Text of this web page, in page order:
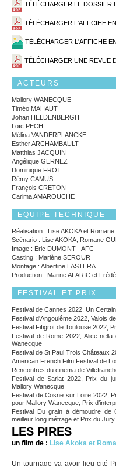
TÉLÉCHARGER LE DOSSIER
TÉLÉCHARGER L'AFFCIHE
TÉLÉCHARGER L'AFFICHE
TÉLÉCHARGER UNE REVUE
ACTEURS
Mallory WANECQUE
Timéo MAHAUT
Johan HELDENBERGH
Loïc PECH
Mélina VANDERPLANCKE
Esther ARCHAMBAULT
Matthias JACQUIN
Angélique GERNEZ
Dominique FROT
Rémy CAMUS
François CRETON
Carima AMAROUCHE
EQUIPE TECHNIQUE
Réalisation : Lise AKOKA et
Scénario : Lise AKOKA, Romane
Image : Eric DUMONT - AFC
Casting : Marlène SEROUR
Montage : Albertine LASTERA
Production : Marine ALARIC et
FESTIVAL ET PRIX
Festival de Cannes 2022, Un
Festival d'Angoulême 2022, Valois
Festival Fifigrot de Toulouse 2022,
Festival de Rome 2022, Alice nella
Wanecque
Festival de St Paul Trois Châteaux
American French Film Festival de
Rencontres du cinema de
Festival de Sarlat 2022, Prix du
Mallory Wanecque
Festival de Cosne sur Loire 2022,
pour Mallory Wanecque, Prix
Festival Du grain à démoudre de
meilleur long métrage et Prix du
LES PIRES
un film de : Lise Akoka et
Un tournage va avoir lieu cité